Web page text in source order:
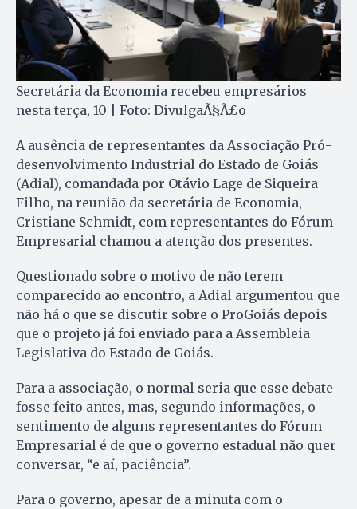
Secretária da Economia recebeu empresários
nesta terça, 10 | Foto: DivulgaÃ§Ã£o
A ausência de representantes da Associação Pró-
desenvolvimento Industrial do Estado de Goiás
(Adial), comandada por Otávio Lage de Siqueira
Filho, na reunião da secretária de Economia,
Cristiane Schmidt, com representantes do Fórum
Empresarial chamou a atenção dos presentes.
Questionado sobre o motivo de não terem
comparecido ao encontro, a Adial argumentou que
não há o que se discutir sobre o ProGoiás depois
que o projeto já foi enviado para a Assembleia
Legislativa do Estado de Goiás.
Para a associação, o normal seria que esse debate
fosse feito antes, mas, segundo informações, o
sentimento de alguns representantes do Fórum
Empresarial é de que o governo estadual não quer
conversar, “e aí, paciência”.
Para o governo, apesar de a minuta com o